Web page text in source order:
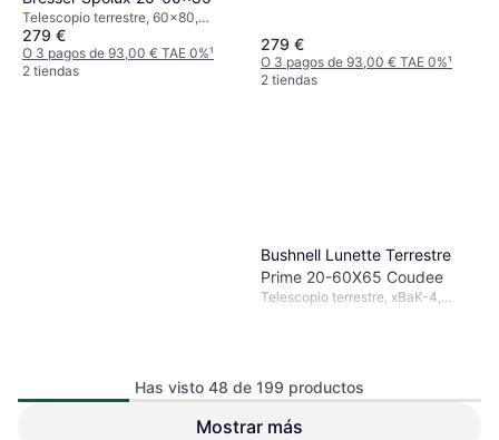
Telescopio terrestre, 60x80,
Soporte para trípode, Antivaho,
Totalmente Multicapa
279 €
O 3 pagos de 93,00 € TAE 0%¹
2 tiendas
279 €
O 3 pagos de 93,00 € TAE 0%¹
2 tiendas
Bushnell Lunette Terrestre
Prime 20-60X65 Coudee
Telescopio terrestre, xBaK-4,
Has visto 48 de 199 productos
Mostrar más